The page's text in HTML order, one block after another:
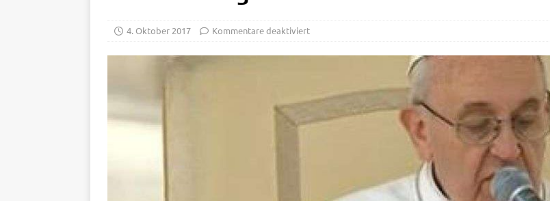
4. Oktober 2017 Kommentare deaktiviert